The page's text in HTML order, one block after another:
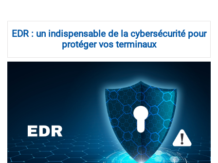
EDR : un indispensable de la cybersécurité pour
protéger vos terminaux